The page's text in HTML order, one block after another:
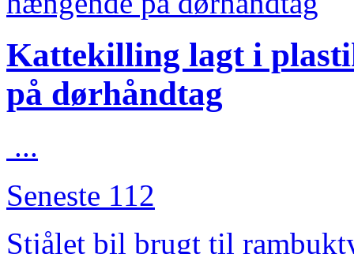
Kattekilling lagt i
på dørhåndtag
...
Seneste 112
Stjålet bil brugt til